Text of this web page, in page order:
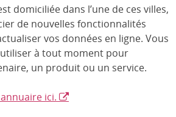
domiciliée dans l’une de ces villes,
de nouvelles fonctionnalités
vos données en ligne. Vous
à tout moment pour
un produit ou un service.
ici.